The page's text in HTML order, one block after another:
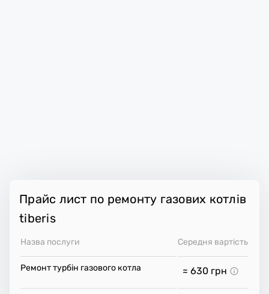
Прайс лист по ремонту газових котлів
tiberis
Назва послуги Середня вартість
Ремонт турбін газового котла ≈ 630 грн